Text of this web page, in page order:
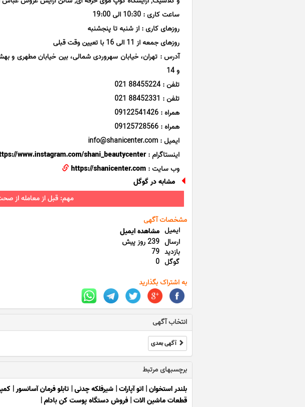
ساعت کاری : 10:30 الی 19:00
روزهای کاری : از شنبه تا پنجشنبه
روزهای جمعه از 11 الی 16 با تعیین وقت قبلی
و 14
تلفن : 88455224 021
تلفن : 88452331 021
همراه : 09122541426
همراه : 09125728566
ایمیل : info@shanicenter.com
اینستاگرام :www.instagram.com/shani_beautycenter/
وب سایت :https://shanicenter.com
مشابه در گوگل
مهم: قبل از معامله از
مشخصات آگهی
ایمیل مشاهده ایمیل
ارسال 239 روز پیش
بازدید 79
گوگل 0
به اشتراک بگذارید
انتخاب آگهی
آگهی بعدی
برچسبهای مرتبط
بلندر استخوان|اتو آپارات|شیرفلکه چدنی|تابلو فرمان آسانسور|
قطعات ماشین الات|فروش دستگاه پوست کن بادام|